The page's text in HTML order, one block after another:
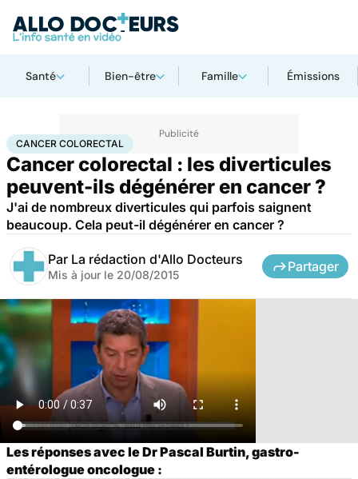
Santé Bien-être Famille Émissions
AccueilSantéMaladiesCancer Cancer colorectal
CANCER COLORECTAL
Cancer colorectal : les diverticules
peuvent-ils dégénérer en cancer ?
J'ai de nombreux diverticules qui parfois saignent
beaucoup. Cela peut-il dégénérer en cancer ?
Par La rédaction d'Allo Docteurs
Mis à jour le 20/08/2015
Partager
Les réponses avec le Dr Pascal Burtin, gastro-
entérologue oncologue :